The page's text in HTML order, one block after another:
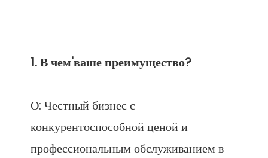
О: Честный бизнес с
конкурентоспособной ценой и
профессиональным обслуживанием в